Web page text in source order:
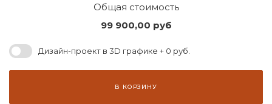
Общая стоимость
99 900,00 руб
Дизайн-проект в 3D графике + 0 руб.
В КОРЗИНУ